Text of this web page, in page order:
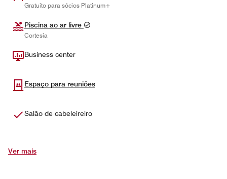
Gratuito para sócios Platinum+
Piscina ao ar livre
Cortesia
Business center
Espaço para reuniões
Salão de cabeleireiro
Ver mais